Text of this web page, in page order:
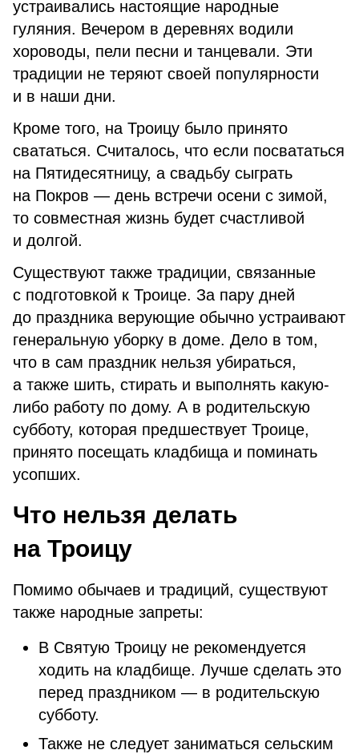
устраивались настоящие народные
гуляния. Вечером в деревнях водили
хороводы, пели песни и танцевали. Эти
традиции не теряют своей популярности
и в наши дни.
Кроме того, на Троицу было принято
свататься. Считалось, что если посвататься
на Пятидесятницу, а свадьбу сыграть
на Покров — день встречи осени с зимой,
то совместная жизнь будет счастливой
и долгой.
Существуют также традиции, связанные
с подготовкой к Троице. За пару дней
до праздника верующие обычно устраивают
генеральную уборку в доме. Дело в том,
что в сам праздник нельзя убираться,
а также шить, стирать и выполнять какую-
либо работу по дому. А в родительскую
субботу, которая предшествует Троице,
принято посещать кладбища и поминать
усопших.
Что нельзя делать
на Троицу
Помимо обычаев и традиций, существуют
также народные запреты:
В Святую Троицу не рекомендуется
ходить на кладбище. Лучше сделать это
перед праздником — в родительскую
субботу.
Также не следует заниматься сельским